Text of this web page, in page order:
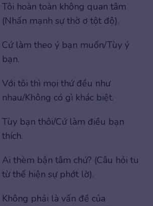
Tôi hoàn toàn không quan tâm
(Nhấn mạnh sự thờ ơ tột độ).
Cứ làm theo ý bạn muốn/Tùy ý
bạn.
Với tôi thì mọi thứ đều như
nhau/Không có gì khác biệt.
Tùy bạn thôi/Cứ làm điều bạn
thích.
Ai thèm bận tâm chứ? (Câu hỏi tu
từ thể hiện sự phớt lờ).
Không phải là vấn đề của